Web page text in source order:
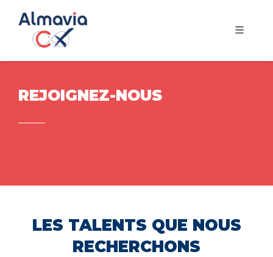
REJOIGNEZ-NOUS
LES TALENTS QUE NOUS
RECHERCHONS